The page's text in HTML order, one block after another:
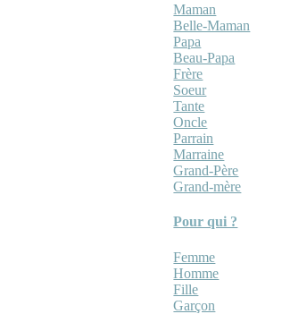
Maman
Belle-Maman
Papa
Beau-Papa
Frère
Soeur
Tante
Oncle
Parrain
Marraine
Grand-Père
Grand-mère
Pour qui ?
Femme
Homme
Fille
Garçon